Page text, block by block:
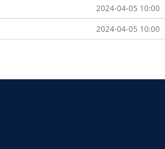
2024-04-05 10:00
2024-04-05 10:00